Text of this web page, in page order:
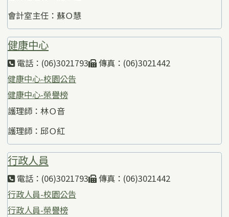
會計室主任：蘇Ｏ慧
健康中心
電話：(06)3021793
傳真：(06)3021442
健康中心-校園公告
健康中心-榮譽榜
護理師：林Ｏ音
護理師：邱Ｏ紅
行政人員
電話：(06)3021793
傳真：(06)3021442
行政人員-校園公告
行政人員-榮譽榜